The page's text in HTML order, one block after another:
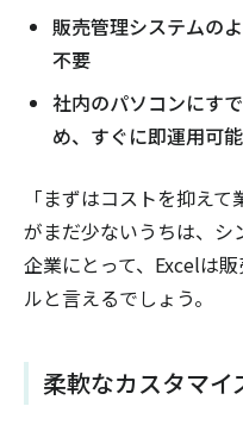
販売管理システムの
不要
社内のパソコンにす
め、すぐに即運用可能
「まずはコストを抑え
がまだ少ないうちは、シ
企業にとって、Excelは
ルと言えるでしょう。
柔軟なカスタマイ